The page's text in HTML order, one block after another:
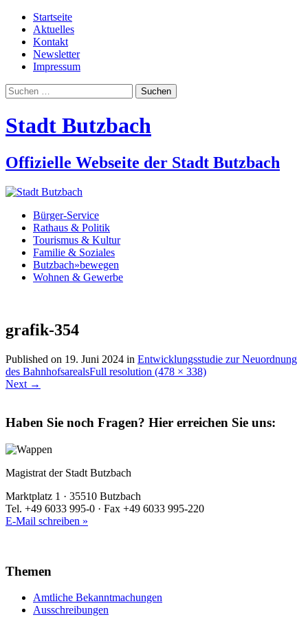
Startseite
Aktuelles
Kontakt
Newsletter
Impressum
Suchen
nach:
Stadt Butzbach
Offizielle Webseite der Stadt Butzbach
Bürger-Service
Rathaus & Politik
Tourismus & Kultur
Familie & Soziales
Butzbach»bewegen
Wohnen & Gewerbe
grafik-354
Published on 19. Juni 2024 in Entwicklungsstudie zur Neuordnung
des BahnhofsarealsFull resolution (478 × 338)
Next →
Haben Sie noch Fragen? Hier erreichen Sie uns:
Magistrat der Stadt Butzbach
Marktplatz 1 · 35510 Butzbach
Tel. +49 6033 995-0 · Fax +49 6033 995-220
E-Mail schreiben »
Themen
Amtliche Bekanntmachungen
Ausschreibungen